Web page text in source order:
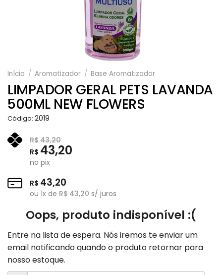
Início / Aromatizador / Base Aromatizador
LIMPADOR GERAL PETS LAVANDA
500ML NEW FLOWERS
Código: 2019
R$43,20
R$ 43,20
no pix
R$ 43,20
ou 1x de R$ 43,20 s/ juros
Oops, produto indisponível :(
Entre na lista de espera. Nós iremos te enviar um
email notificando quando o produto retornar para
nosso estoque.